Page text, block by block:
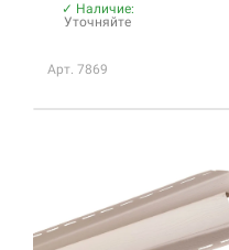
✓ Наличие:
Уточняйте
Арт. 7869